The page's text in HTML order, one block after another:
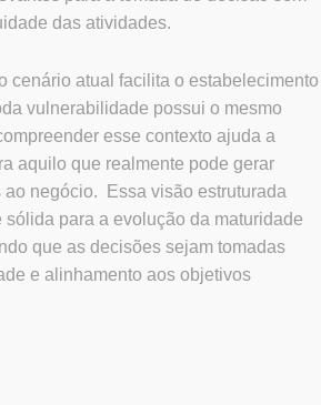
das atividades.
cenário atual facilita o estabelecimento
vulnerabilidade possui o mesmo
esse contexto ajuda a
aquilo que realmente pode gerar
ao negócio.
Essa visão estruturada
sólida para a evolução da maturidade
que as decisões sejam tomadas
e alinhamento aos objetivos